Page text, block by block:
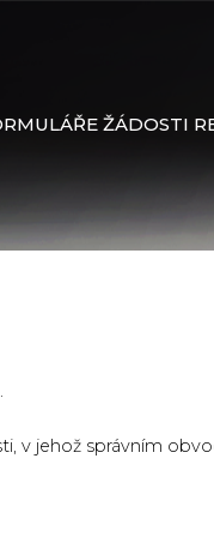
ŽÁDOSTI
v jehož správním